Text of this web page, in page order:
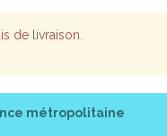
de livraison.
métropolitaine